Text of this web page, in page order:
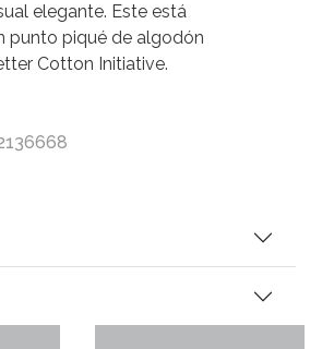
elegante. Este está
punto piqué de algodón
Cotton Initiative.